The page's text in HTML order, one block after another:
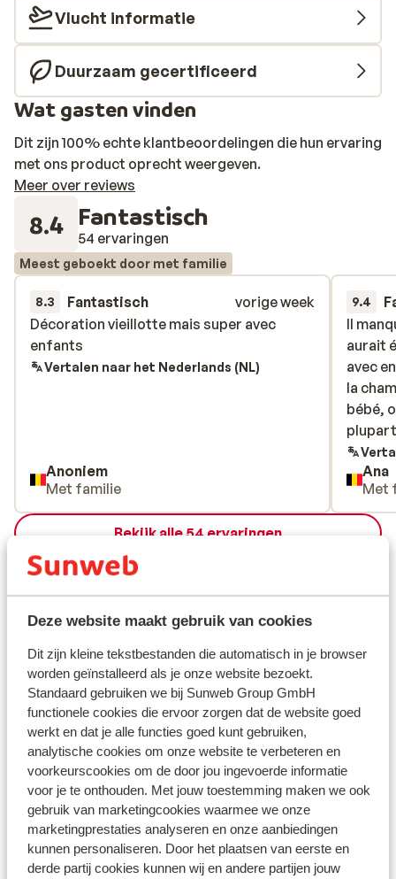
Deze website maakt gebruik van cookies
Dit zijn kleine tekstbestanden die automatisch in je browser
worden geïnstalleerd als je onze website bezoekt.
Standaard gebruiken we bij Sunweb Group GmbH
functionele cookies die ervoor zorgen dat de website goed
werkt en dat je alle functies goed kunt gebruiken,
analytische cookies om onze website te verbeteren en
voorkeurscookies om de door jou ingevoerde informatie
voor je te onthouden. Met jouw toestemming maken we ook
gebruik van marketingcookies waarmee we onze
marketingprestaties analyseren en onze aanbiedingen
kunnen personaliseren. Door het plaatsen van eerste en
derde partij cookies kunnen wij en andere partijen jouw
Vlucht informatie
Duurzaam gecertificeerd
Wat gasten vinden
Dit zijn 100% echte klantbeoordelingen die hun ervaring
met ons product oprecht weergeven.
Meer over reviews
8.4 Fantastisch
54 ervaringen
Meest geboekt door met familie
8.3 Fantastisch
vorige week
Décoration vieillotte mais super avec
enfants
Décoration vieillotte mais super avec
enfants
Vertalen naar het Nederlands (NL)
Anoniem
Met familie
9.4
Il
aurait
avec
la
bébé,
Il
aurait
avec
la
bébé,
Ana
Met
Bekijk alle 54 ervaringen
Ligging
Bekijk op kaart
In de buurt
Aan het strand (zandstrand, ligstoelen (tegen
betaling) , parasol (tegen betaling) )
Afstand tot centrum: circa 3,3 kilometer
Luchthaven: 62 km